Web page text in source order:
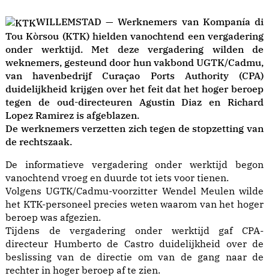
WILLEMSTAD — Werknemers van Kompanía di
Tou Kòrsou (KTK) hielden vanochtend een vergadering
onder werktijd. Met deze vergadering wilden de
weknemers, gesteund door hun vakbond UGTK/Cadmu,
van havenbedrijf Curaçao Ports Authority (CPA)
duidelijkheid krijgen over het feit dat het hoger beroep
tegen de oud-directeuren Agustin Diaz en Richard
Lopez Ramirez is afgeblazen.
De werknemers verzetten zich tegen de stopzetting van
de rechtszaak.
De informatieve vergadering onder werktijd begon
vanochtend vroeg en duurde tot iets voor tienen.
Volgens UGTK/Cadmu-voorzitter Wendel Meulen wilde
het KTK-personeel precies weten waarom van het hoger
beroep was afgezien.
Tijdens de vergadering onder werktijd gaf CPA-
directeur Humberto de Castro duidelijkheid over de
beslissing van de directie om van de gang naar de
rechter in hoger beroep af te zien.